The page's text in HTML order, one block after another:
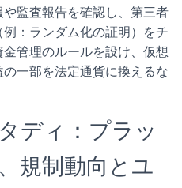
監査報告を確認し、第三者
：ランダム化の証明）をチ
管理のルールを設け、仮想
一部を法定通貨に換えるな
ディ：プラッ
規制動向とユ